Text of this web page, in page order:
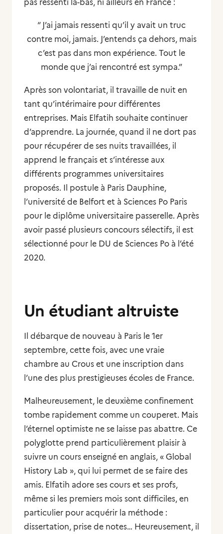
pas ressenti là-bas, ni ailleurs en France :
“ J’ai jamais ressenti qu’il y avait un truc
contre moi, jamais. J’entends ça dehors, mais
c’est pas dans mon expérience. Tout le
monde que j’ai rencontré est sympa.”
Après son volontariat, il travaille de nuit en
tant qu’intérimaire pour différentes
entreprises. Mais Elfatih souhaite continuer
d’apprendre. La journée, quand il ne dort pas
pour récupérer de ses nuits travaillées, il
apprend le français et s’intéresse aux
différents programmes universitaires
proposés. Il postule à Paris Dauphine,
l’université de Belfort et à Sciences Po Paris
pour le diplôme universitaire passerelle. Après
avoir passé plusieurs concours sélectifs, il est
sélectionné pour le DU de Sciences Po à l’été
2020.
Un étudiant altruiste
Il débarque de nouveau à Paris le 1er
septembre, cette fois, avec une vraie
chambre au Crous et une inscription dans
l’une des plus prestigieuses écoles de France.
Malheureusement, le deuxième confinement
tombe rapidement comme un couperet. Mais
l’éternel optimiste ne se laisse pas abattre. Ce
polyglotte prend particulièrement plaisir à
suivre un cours enseigné en anglais, « Global
History Lab », qui lui permet de se faire des
amis. Elfatih adore ses cours et ses profs,
même si les premiers mois sont difficiles, en
particulier pour acquérir la méthode :
dissertation, prise de notes… Heureusement, il